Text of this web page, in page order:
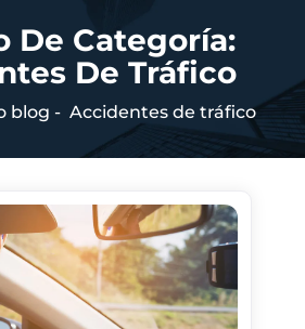
De Categoría:
De Tráfico
blog - Accidentes de tráfico